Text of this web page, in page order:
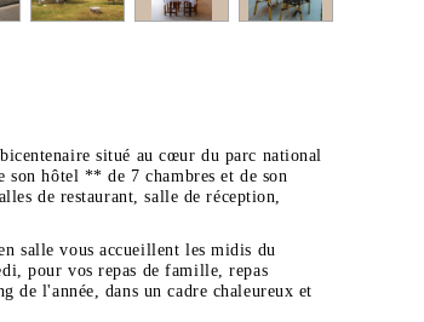
situé au cœur du parc national
son hôtel ** de 7 chambres et de son
de restaurant, salle de réception,
salle vous accueillent les midis du
pour vos repas de famille, repas
de l'année, dans un cadre chaleureux et